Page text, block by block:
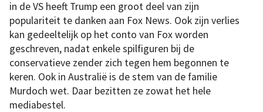
in de VS heeft Trump een groot deel van zijn
populariteit te danken aan Fox News. Ook zijn verlies
kan gedeeltelijk op het conto van Fox worden
geschreven, nadat enkele spilfiguren bij de
conservatieve zender zich tegen hem begonnen te
keren. Ook in Australië is de stem van de familie
Murdoch wet. Daar bezitten ze zowat het hele
mediabestel.